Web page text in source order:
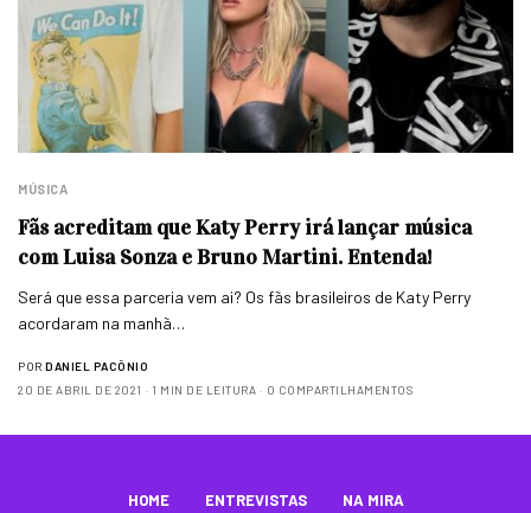
MÚSICA
Fãs acreditam que Katy Perry irá lançar música
com Luisa Sonza e Bruno Martini. Entenda!
Será que essa parceria vem ai? Os fãs brasileiros de Katy Perry
acordaram na manhã…
POR DANIEL PACÔNIO
20 DE ABRIL DE 2021
1 MIN DE LEITURA 0 COMPARTILHAMENTOS
HOME ENTREVISTAS NA MIRA